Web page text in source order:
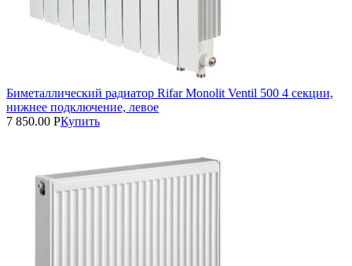
Биметаллический радиатор Rifar Monolit Ventil 500 4 секции,
нижнее подключение, левое
7 850.00 РКупить